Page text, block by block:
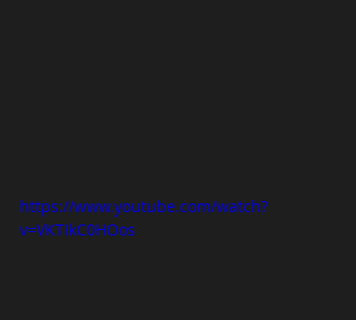
https://www.youtube.com/watch?
v=VKTIkC0HOos